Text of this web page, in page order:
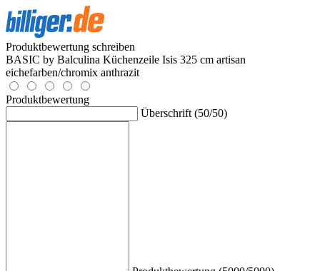
Produktbewertung schreiben
BASIC by Balculina Küchenzeile Isis 325 cm artisan
eichefarben/chromix anthrazit
Produktbewertung
Überschrift (50/50)